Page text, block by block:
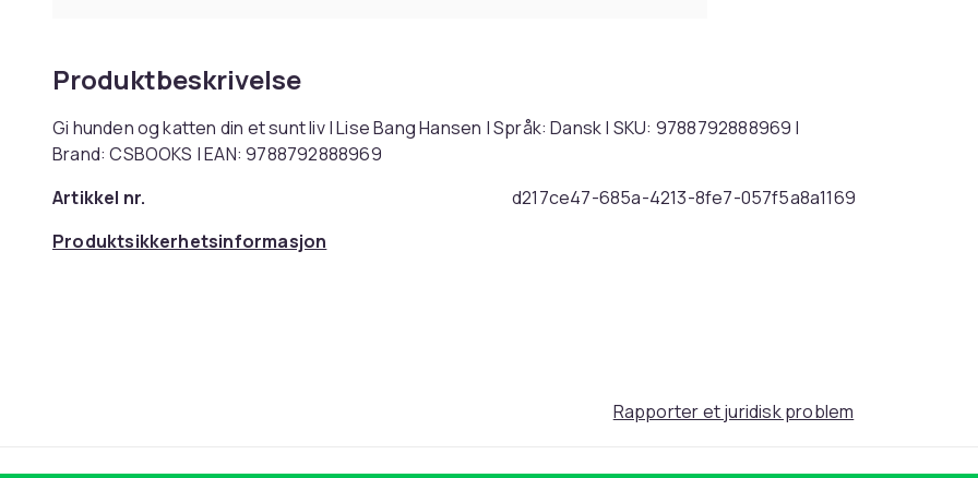
Produktbeskrivelse
Gi hunden og katten din et sunt liv | Lise Bang Hansen | Språk: Dansk | SKU: 9788792888969 |
Brand: CSBOOKS | EAN: 9788792888969
Artikkel nr.
d217ce47-685a-4213-8fe7-057f5a8a1169
Produktsikkerhetsinformasjon
Rapporter et juridisk problem